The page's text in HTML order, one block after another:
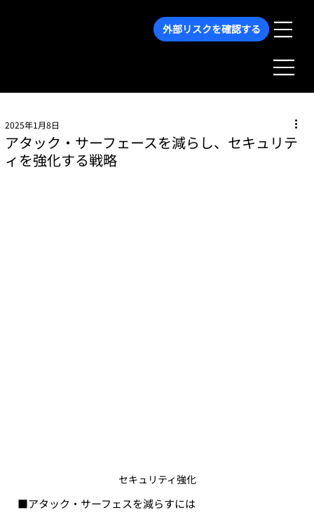
外部リスクを確認する
アタック・サーフェースを減らし、セキュリテ
ィを強化する戦略
2025年1月8日
セキュリティ強化
■アタック・サーフェスを減らすには